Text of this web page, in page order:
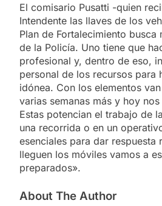
El comisario Pusatti -quien
Intendente las llaves de los
Plan de Fortalecimiento busca
de la Policía. Uno tiene que
profesional y, dentro de eso,
personal de los recursos para
idónea. Con los elementos
varias semanas más y hoy
Estas potencian el trabajo de
una recorrida o en un
esenciales para dar respuesta
lleguen los móviles vamos a
preparados».
About The Author